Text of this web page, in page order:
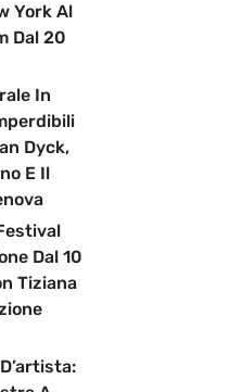
York Al
Dal 20
In
Dyck,
E Il
Dal 10
Tiziana